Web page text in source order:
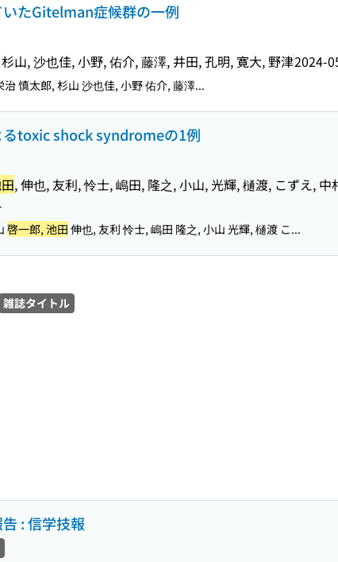
たGitelman症候群の一例
山, 沙也佳, 小野, 佑介, 藤澤, 井田, 孔明, 寛大, 野津2024-
治 慎太郎, 杉山 沙也佳, 小野 佑介, 藤澤...
toxic shock syndromeの1例
, 伸也, 友利, 怜士, 嶋田, 隆之, 小山, 光輝, 樋渡, こずえ,
啓一郎, 池田 伸也, 友利 怜士, 嶋田 隆之, 小山 光輝, 樋渡 こ...
雑誌タイトル
: 信学技報